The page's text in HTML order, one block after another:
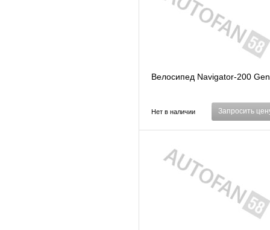
Велосипед Navigator-200
Нет в наличии Запросить